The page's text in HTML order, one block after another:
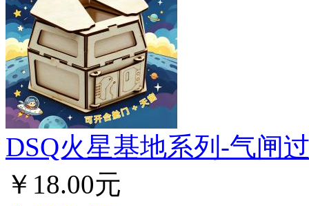
DSQ火星基地系列-气闸
￥18.00元